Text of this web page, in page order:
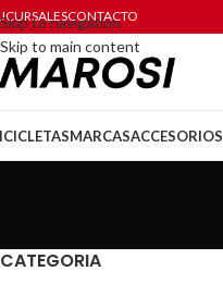
Skip to navigation
Skip to main content
CONTACTO
MARCASACCESORIOS
CATEGORIA